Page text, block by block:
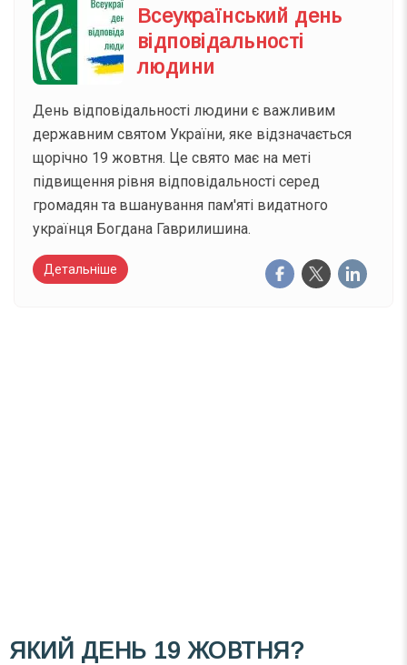
Всеукраїнський день
відповідальності
людини
День відповідальності людини є важливим
державним святом України, яке відзначається
щорічно 19 жовтня. Це свято має на меті
підвищення рівня відповідальності серед
громадян та вшанування пам'яті видатного
українця Богдана Гаврилишина.
Детальніше
ЯКИЙ ДЕНЬ 19 ЖОВТНЯ?